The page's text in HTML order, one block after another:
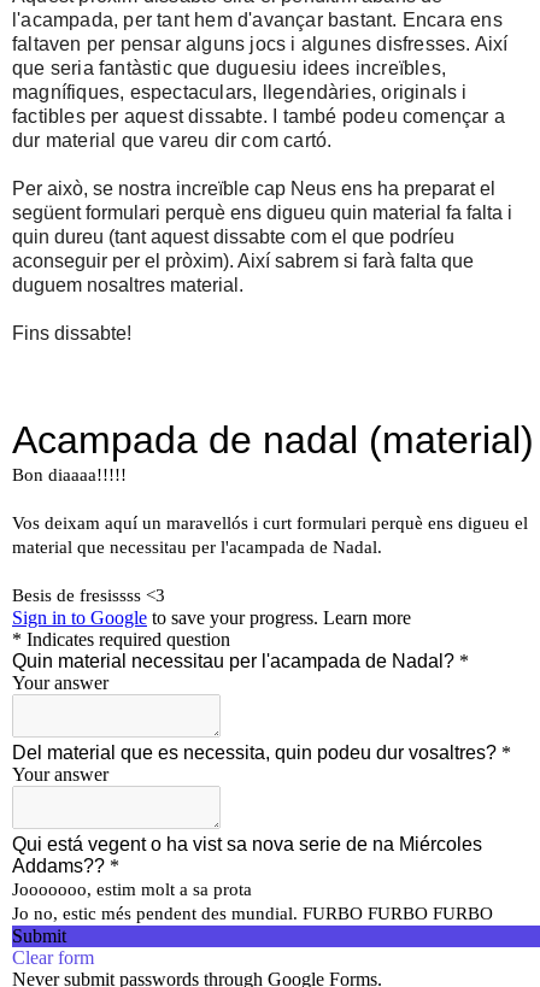
l'acampada, per tant hem d'avançar bastant. Encara ens
faltaven per pensar alguns jocs i algunes disfresses. Així
que seria fantàstic que duguesiu idees increïbles,
magnífiques, espectaculars, llegendàries, originals i
factibles per aquest dissabte. I també podeu començar a
dur material que vareu dir com cartó.
Per això, se nostra increïble cap Neus ens ha preparat el
següent formulari perquè ens digueu quin material fa falta i
quin dureu (tant aquest dissabte com el que podríeu
aconseguir per el pròxim). Així sabrem si farà falta que
duguem nosaltres material.
Fins dissabte!